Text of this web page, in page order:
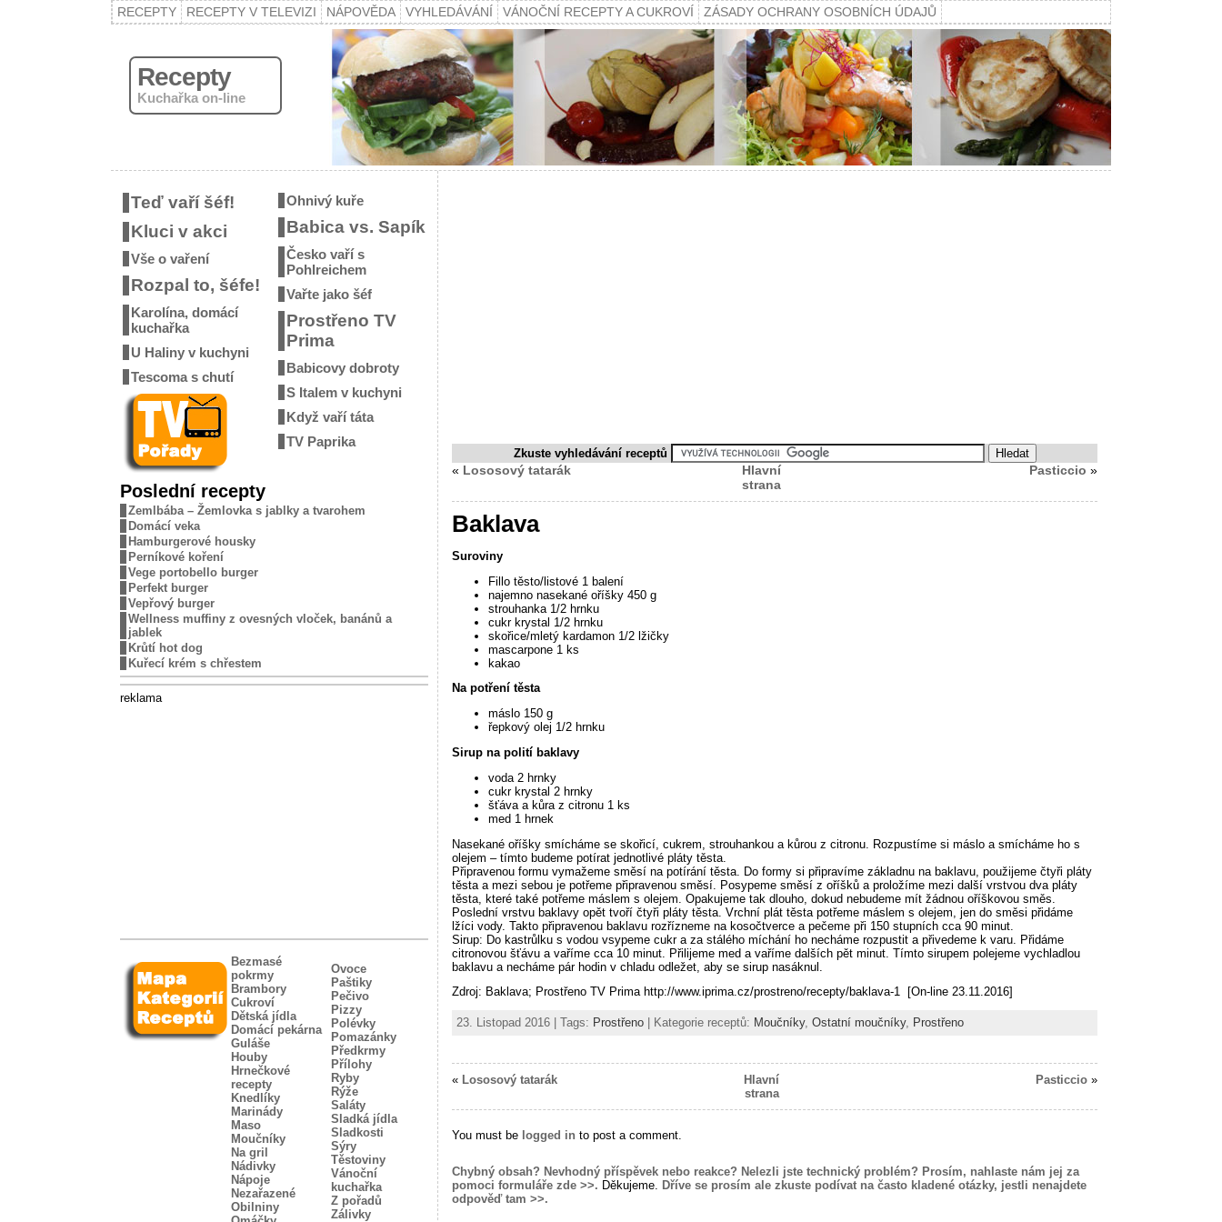
RECEPTY RECEPTY V TELEVIZI NÁPOVĚDA VYHLEDÁVÁNÍ VÁNOČNÍ RECEPTY A CUKROVÍ ZÁSADY OCHRANY OSOBNÍCH ÚDAJŮ
Recepty
Kuchařka on-line
Teď vaří šéf!
Kluci v akci
Vše o vaření
Rozpal to, šéfe!
Karolína, domácí
kuchařka
U Haliny v kuchyni
Tescoma s chutí
Ohnivý kuře
Babica vs. Sapík
Česko vaří s
Pohlreichem
Vařte jako šéf
Prostřeno TV
Prima
Babicovy dobroty
S Italem v kuchyni
Když vaří táta
TV Paprika
Poslední recepty
Zemlbába – Žemlovka s jablky a tvarohem
Domácí veka
Hamburgerové housky
Perníkové koření
Vege portobello burger
Perfekt burger
Vepřový burger
Wellness muffiny z ovesných vloček, banánů a
jablek
Krůtí hot dog
Kuřecí krém s chřestem
reklama
Bezmasé
pokrmy
Brambory
Cukroví
Dětská jídla
Domácí pekárna
Guláše
Houby
Hrnečkové
recepty
Knedlíky
Marinády
Maso
Moučníky
Na gril
Nádivky
Nápoje
Nezařazené
Obilniny
Ovoce
Paštiky
Pečivo
Pizzy
Polévky
Pomazánky
Předkrmy
Přílohy
Ryby
Rýže
Saláty
Sladká jídla
Sladkosti
Sýry
Těstoviny
Vánoční
kuchařka
Z pořadů
Zálivky
Zkuste vyhledávání receptů
« Lososový tatarák
Hlavní
strana
Pasticcio »
Baklava
Suroviny
Fillo těsto/listové 1 balení
najemno nasekané oříšky 450 g
strouhanka 1/2 hrnku
cukr krystal 1/2 hrnku
skořice/mletý kardamon 1/2 lžičky
mascarpone 1 ks
kakao
Na potření těsta
máslo 150 g
řepkový olej 1/2 hrnku
Sirup na polití baklavy
voda 2 hrnky
cukr krystal 2 hrnky
šťáva a kůra z citronu 1 ks
med 1 hrnek
Nasekané oříšky smícháme se skořicí, cukrem, strouhankou a kůrou z citronu. Rozpustíme si máslo a smícháme ho s
olejem – tímto budeme potírat jednotlivé pláty těsta.
Připravenou formu vymažeme směsí na potírání těsta. Do formy si připravíme základnu na baklavu, použijeme čtyři pláty
těsta a mezi sebou je potřeme připravenou směsí. Posypeme směsí z oříšků a proložíme mezi další vrstvou dva pláty
těsta, které také potřeme máslem s olejem. Opakujeme tak dlouho, dokud nebudeme mít žádnou oříškovou směs.
Poslední vrstvu baklavy opět tvoří čtyři pláty těsta. Vrchní plát těsta potřeme máslem s olejem, jen do směsi přidáme
lžíci vody. Takto připravenou baklavu rozřízneme na kosočtverce a pečeme při 150 stupních cca 90 minut.
Sirup: Do kastrůlku s vodou vsypeme cukr a za stálého míchání ho necháme rozpustit a přivedeme k varu. Přidáme
citronovou šťávu a vaříme cca 10 minut. Přilijeme med a vaříme dalších pět minut. Tímto sirupem polejeme vychladlou
baklavu a necháme pár hodin v chladu odležet, aby se sirup nasáknul.
Zdroj: Baklava; Prostřeno TV Prima http://www.iprima.cz/prostreno/recepty/baklava-1 [On-line 23.11.2016]
23. Listopad 2016 | Tags: Prostřeno | Kategorie receptů: Moučníky, Ostatní moučníky, Prostřeno
« Lososový tatarák
Hlavní
strana
Pasticcio »
You must be logged in to post a comment.
Chybný obsah? Nevhodný příspěvek nebo reakce? Nelezli jste technický problém? Prosím, nahlaste nám jej za
pomoci formuláře zde >>. Děkujeme. Dříve se prosím ale zkuste podívat na často kladené otázky, jestli nenajdete
odpověď tam >>.